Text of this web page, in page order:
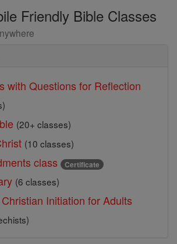
Friendly Bible Classes
with Questions for Reflection
(20+ classes)
(10 classes)
class Certificate
(6 classes)
Initiation for Adults